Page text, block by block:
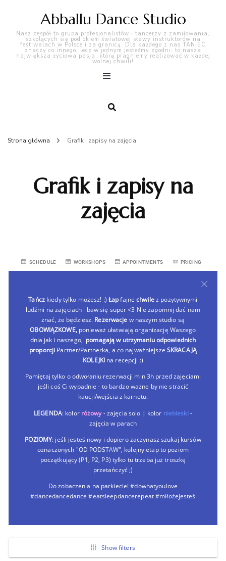
Abballu Dance Studio
Nasz zespół to grupa profesjonalistów i tancerzy z zamiłowania,
szkolących się pod okiem światowej sławy instruktorów na
festiwalach w Polsce i za granicą. Dla każdego z nas TANIEC
znaczy co innego, lecz w jednym jesteśmy zgodni: to nasza
największa życiowa pasja, którą pragniemy realizować w każdej
wolnej chwili!
Strona główna Grafik i zapisy na zajęcia
Grafik i zapisy na
zajęcia